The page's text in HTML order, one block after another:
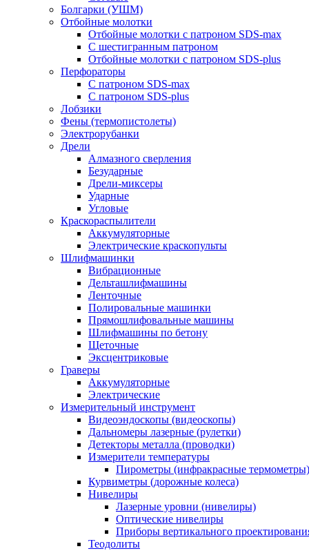
Болгарки (УШМ)
Отбойные молотки
Отбойные молотки с патроном SDS-max
С шестигранным патроном
Отбойные молотки с патроном SDS-plus
Перфораторы
С патроном SDS-max
С патроном SDS-plus
Лобзики
Фены (термопистолеты)
Электрорубанки
Дрели
Алмазного сверления
Безударные
Дрели-миксеры
Ударные
Угловые
Краскораспылители
Аккумуляторные
Электрические краскопульты
Шлифмашинки
Вибрационные
Дельташлифмашины
Ленточные
Полировальные машинки
Прямошлифовальные машины
Шлифмашины по бетону
Щеточные
Эксцентриковые
Граверы
Аккумуляторные
Электрические
Измерительный инструмент
Видеоэндоскопы (видеоскопы)
Дальномеры лазерные (рулетки)
Детекторы металла (проводки)
Измерители температуры
Пирометры (инфракрасные термометры)
Курвиметры (дорожные колеса)
Нивелиры
Лазерные уровни (нивелиры)
Оптические нивелиры
Приборы вертикального
Теодолиты